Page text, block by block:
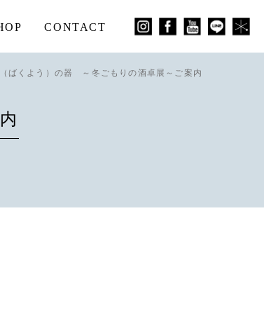
CONTACT
ばくよう）の器 ～冬ごもりの酒卓展～ご案内